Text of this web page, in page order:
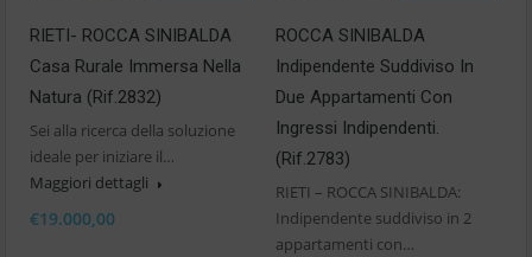
RIETI- ROCCA SINIBALDA
Casa Rurale Immersa Nella
Natura (Rif.2832)
Sei alla ricerca della soluzione
ideale per iniziare il…
Maggiori dettagli
€19.000,00
ROCCA SINIBALDA
Indipendente Suddiviso In
Due Appartamenti Con
Ingressi Indipendenti.
(Rif.2783)
RIETI – ROCCA SINIBALDA:
Indipendente suddiviso in 2
appartamenti con…